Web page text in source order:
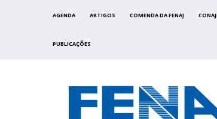
AGENDA ARTIGOS COMENDA DA FENAJ
PUBLICAÇÕES